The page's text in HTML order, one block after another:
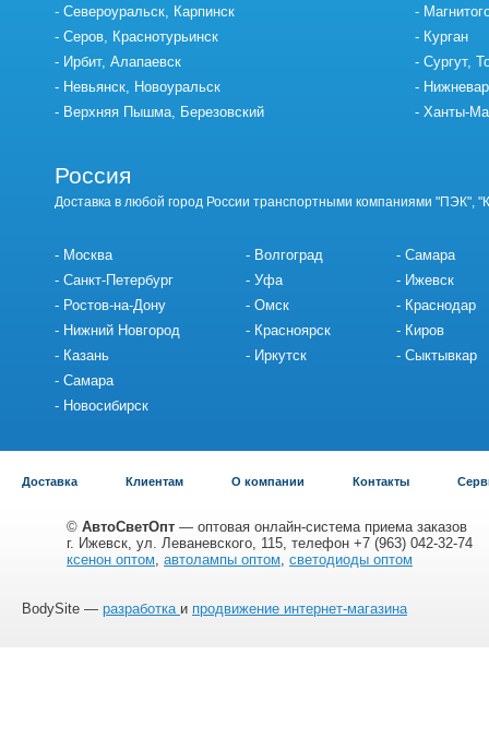
Североуральск, Карпинск
Серов, Краснотурьинск
Ирбит, Алапаевск
Невьянск, Новоуральск
Верхняя Пышма, Березовский
Курган
Сургут,
Ханты-
Россия
Доставка в любой город России транспортными компаниями "ПЭК",
Москва
Санкт-Петербург
Ростов-на-Дону
Нижний Новгород
Казань
Самара
Новосибирск
Волгоград
Уфа
Омск
Красноярск
Иркутск
Самара
Ижевск
Краснодар
Киров
Сыктывкар
Доставка Клиентам О компании Контакты
© АвтоСветОпт — оптовая онлайн-система приема заказов
г. Ижевск, ул. Леваневского, 115, телефон +7 (963) 042-32-74
ксенон оптом, автолампы оптом, светодиоды оптом
BodySite — разработка и продвижение интернет-магазина